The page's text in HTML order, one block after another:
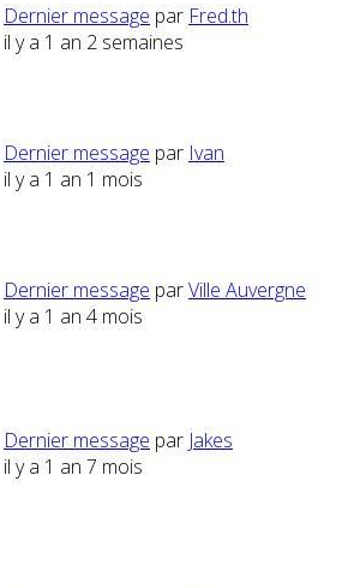
Dernier message par Fred.th
il y a 1 an 2 semaines
Dernier message par Ivan
il y a 1 an 1 mois
Dernier message parVille Auvergne
il y a 1 an 4 mois
Dernier message par Jakes
il y a 1 an 7 mois